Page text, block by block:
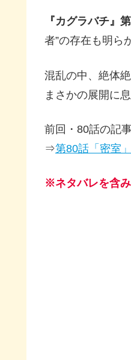
『カグラバチ』
者”の存在も明ら
混乱の中、絶体
まさかの展開に
前回・80話の記
⇒第80話「密室
※ネタバレを含